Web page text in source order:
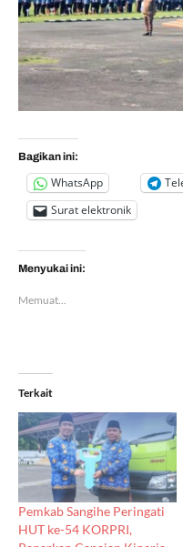
Bagikan ini:
WhatsApp
Surat elektronik
Menyukai ini:
Memuat...
Terkait
Pemkab Sangihe Peringati
HUT ke-54 KORPRI,